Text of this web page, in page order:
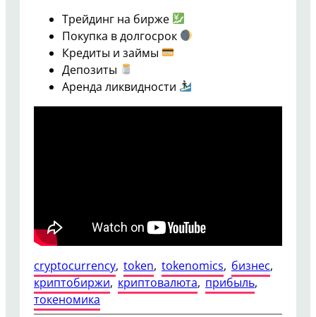
Трейдинг на бирже
Покупка в долгосрок
Кредиты и займы
Депозиты
Аренда ликвидности
cryptocurrency, token, tokenomics, бизнес,
криптобиржи, криптовалюта, прибыль,
токеномика